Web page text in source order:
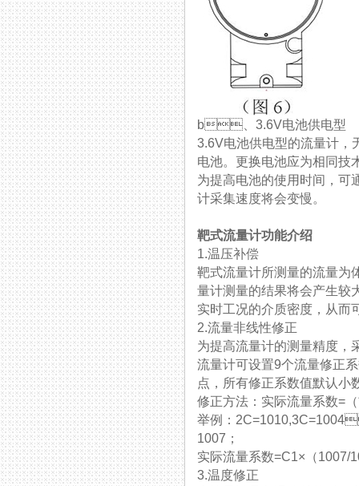
b、3.6V电池供电型
3.6V电池供电型的流量计，
电池。更换电池应为相同技
为提高电池的使用时间，
计采集速度将会变慢。
靶式流量计功能介绍
1.温压补偿
靶式流量计所测量的流量为体
量计测量的结果将会产生较大误
实时工况的介质密度，从而
2.流量非线性修正
为提高流量计的测量精度，
流量计可设置9个流量修正系数，
点，所有修正系数值默认小
修正方法：实际流量系
举例：
1007；
实际流量系数=C1×（1007/
3.温度修正